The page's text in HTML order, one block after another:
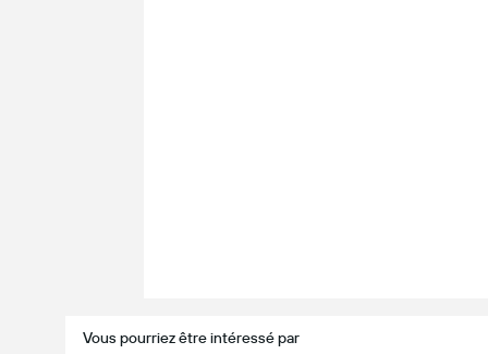
Vous pourriez être intéressé par